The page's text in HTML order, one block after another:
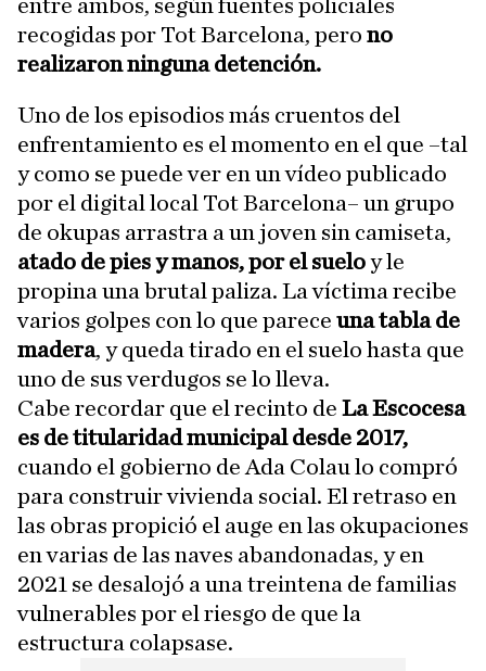
entre ambos, según fuentes policiales
recogidas por Tot Barcelona, pero no
realizaron ninguna detención.
Uno de los episodios más cruentos del
enfrentamiento es el momento en el que –tal
y como se puede ver en un vídeo publicado
por el digital local Tot Barcelona– un grupo
de okupas arrastra a un joven sin camiseta,
atado de pies y manos, por el sueloy le
propina una brutal paliza. La víctima recibe
varios golpes con lo que parece una tabla de
madera, y queda tirado en el suelo hasta que
uno de sus verdugos se lo lleva.
Cabe recordar que el recinto de La Escocesa
es de titularidad municipal desde 2017,
cuando el gobierno de Ada Colau lo compró
para construir vivienda social. El retraso en
las obras propició el auge en las okupaciones
en varias de las naves abandonadas, y en
2021 se desalojó a una treintena de familias
vulnerables por el riesgo de que la
estructura colapsase.